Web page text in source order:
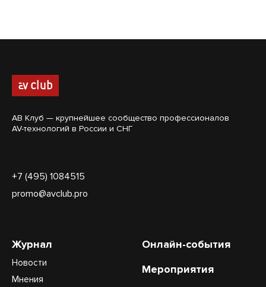
АВ Клуб — крупнейшее сообщество профессионалов
AV-технологий в России и СНГ
+7 (495) 1084515
promo@avclub.pro
Журнал
Новости
Мнения
Онлайн-события
Мероприятия